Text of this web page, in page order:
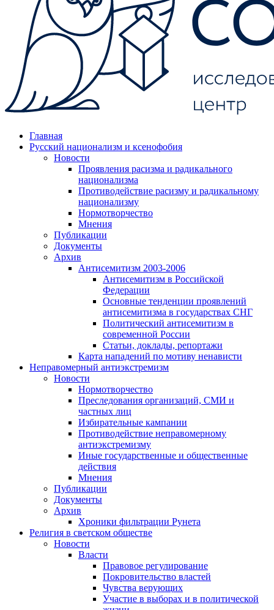
Главная
Русский национализм и ксенофобия
Новости
Проявления расизма и радикального
национализма
Противодействие расизму и радикальному
национализму
Нормотворчество
Мнения
Публикации
Документы
Архив
Антисемитизм 2003-2006
Антисемитизм в Российской
Федерации
Основные тенденции проявлений
антисемитизма в государствах СНГ
Политический антисемитизм в
современной России
Статьи, доклады, репортажи
Карта нападений по мотиву ненависти
Неправомерный антиэкстремизм
Новости
Нормотворчество
Преследования организаций, СМИ и
частных лиц
Избирательные кампании
Противодействие неправомерному
антиэкстремизму
Иные государственные и общественные
действия
Мнения
Публикации
Документы
Архив
Хроники фильтрации Рунета
Религия в светском обществе
Новости
Власти
Правовое регулирование
Покровительство властей
Чувства верующих
Участие в выборах и в политической